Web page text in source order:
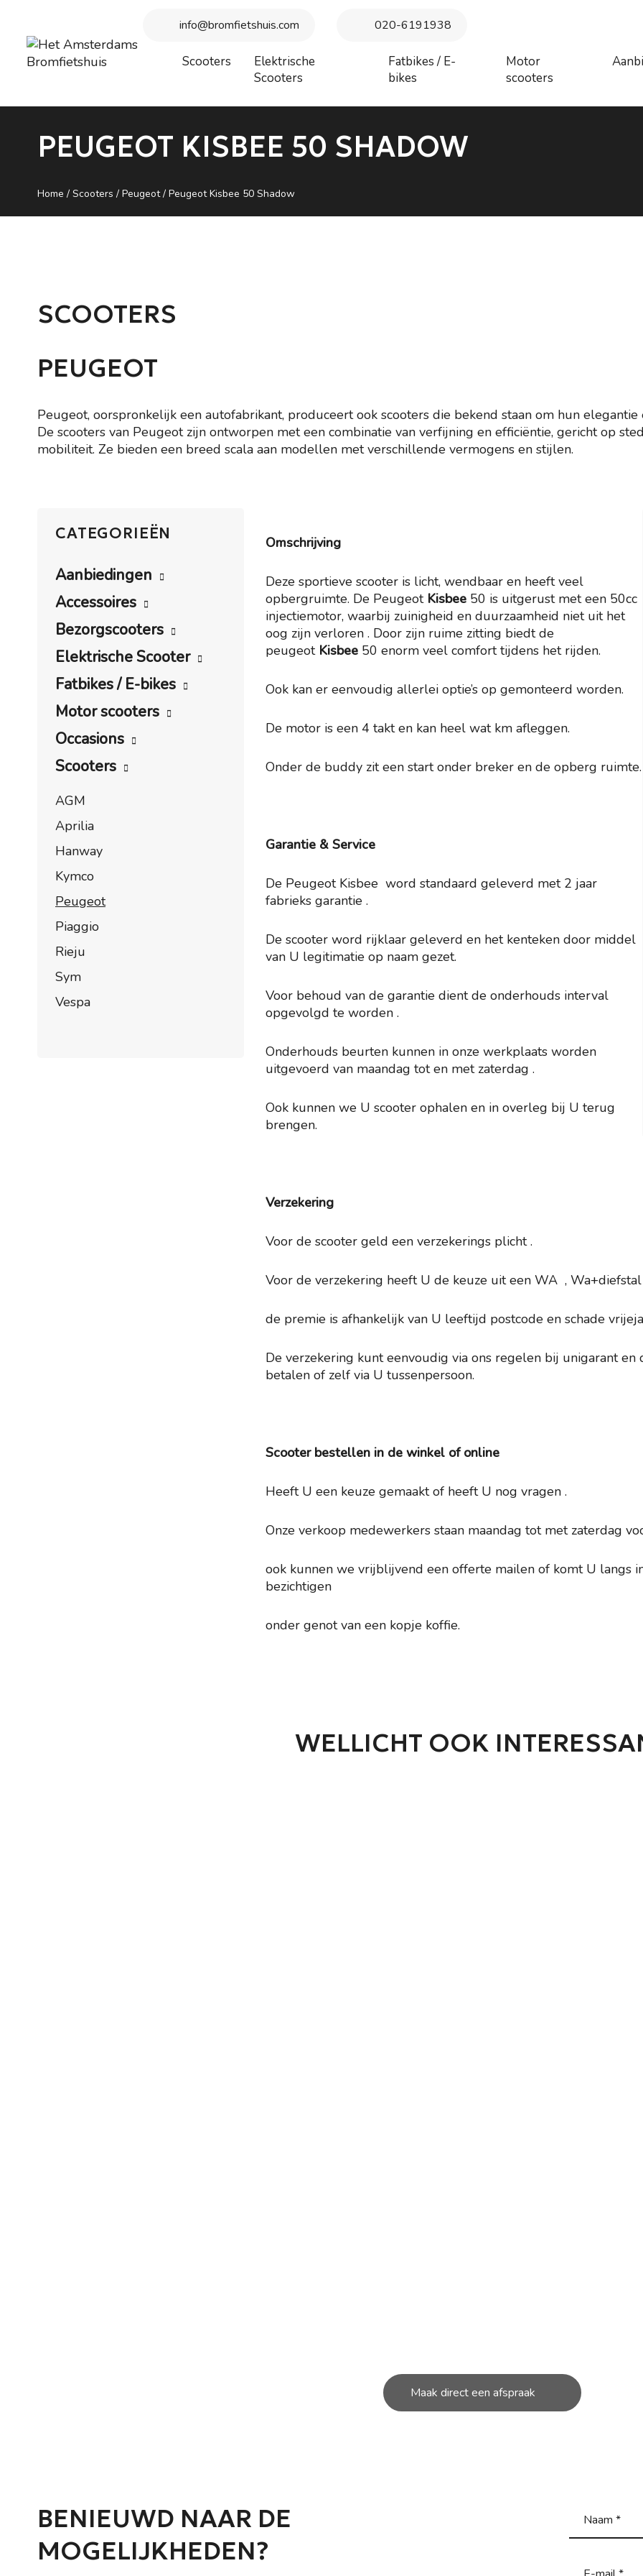
info@bromfietshuis.com 020-6191938
Scooters
Elektrische
Scooters
Fatbikes / E-
bikes
Motor
scooters
PEUGEOT KISBEE 50 SHADOW
Home / Scooters / Peugeot/ Peugeot Kisbee 50 Shadow
SCOOTERS
PEUGEOT
Peugeot, oorspronkelijk een autofabrikant, produceert ook scooters die bekend staan om hun elegantie
De scooters van Peugeot zijn ontworpen met een combinatie van verfijning en efficiëntie, gericht op
mobiliteit. Ze bieden een breed scala aan modellen met verschillende vermogens en stijlen.
CATEGORIEËN
Aanbiedingen
Accessoires
Bezorgscooters
Elektrische Scooter
Fatbikes / E-bikes
Motor scooters
Occasions
Scooters
AGM
Aprilia
Hanway
Kymco
Peugeot
Piaggio
Rieju
Sym
Vespa
Omschrijving
Deze sportieve scooter is licht, wendbaar en heeft veel
opbergruimte. De Peugeot Kisbee50 is uitgerust met een 50cc
injectiemotor, waarbij zuinigheid en duurzaamheid niet uit het
oog zijn verloren . Door zijn ruime zitting biedt de
peugeot Kisbee50 enorm veel comfort tijdens het rijden.
Ook kan er eenvoudig allerlei optie’s op gemonteerd worden.
De motor is een 4 takt en kan heel wat km afleggen.
Onder de buddy zit een start onder breker en de opberg ruimte.
Garantie & Service
De Peugeot Kisbee word standaard geleverd met 2 jaar
fabrieks garantie .
De scooter word rijklaar geleverd en het kenteken door middel
van U legitimatie op naam gezet.
Voor behoud van de garantie dient de onderhouds interval
opgevolgd te worden .
Onderhouds beurten kunnen in onze werkplaats worden
uitgevoerd van maandag tot en met zaterdag .
Ook kunnen we U scooter ophalen en in overleg bij U terug
brengen.
Verzekering
Voor de scooter geld een verzekerings plicht .
Voor de verzekering heeft U de keuze uit een WA ,
de premie is afhankelijk van U leeftijd postcode en schade
De verzekering kunt eenvoudig via ons regelen bij unigarant
betalen of zelf via U tussenpersoon.
Scooter bestellen in de winkel of online
Heeft U een keuze gemaakt of heeft U nog vragen .
Onze verkoop medewerkers staan maandag tot met zaterdag
ook kunnen we vrijblijvend een offerte mailen of komt U langs
bezichtigen
onder genot van een kopje koffie.
WELLICHT OOK
Maak direct een afspraak
BENIEUWD NAAR DE
MOGELIJKHEDEN?